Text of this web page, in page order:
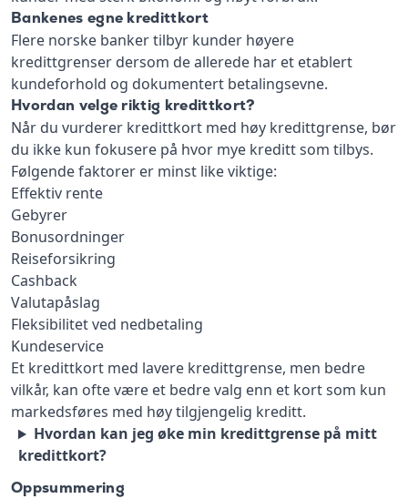
Bankenes egne kredittkort
Flere norske banker tilbyr kunder høyere
kredittgrenser dersom de allerede har et etablert
kundeforhold og dokumentert betalingsevne.
Hvordan velge riktig kredittkort?
Når du vurderer kredittkort med høy kredittgrense, bør
du ikke kun fokusere på hvor mye kreditt som tilbys.
Følgende faktorer er minst like viktige:
Effektiv rente
Gebyrer
Bonusordninger
Reiseforsikring
Cashback
Valutapåslag
Fleksibilitet ved nedbetaling
Kundeservice
Et kredittkort med lavere kredittgrense, men bedre
vilkår, kan ofte være et bedre valg enn et kort som kun
markedsføres med høy tilgjengelig kreditt.
Hvordan kan jeg øke min kredittgrense på mitt
kredittkort?
Oppsummering